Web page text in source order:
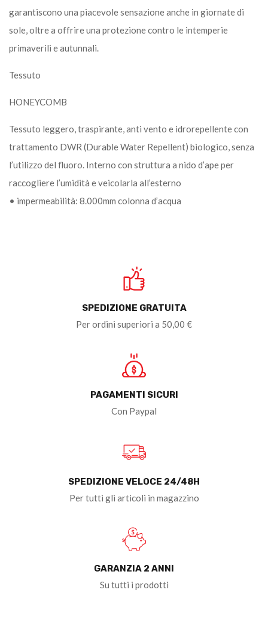
garantiscono una piacevole sensazione anche in giornate di
sole, oltre a offrire una protezione contro le intemperie
primaverili e autunnali.
Tessuto
HONEYCOMB
Tessuto leggero, traspirante, anti vento e idrorepellente con
trattamento DWR (Durable Water Repellent) biologico, senza
l’utilizzo del fluoro. Interno con struttura a nido d’ape per
raccogliere l’umidità e veicolarla all’esterno
• impermeabilità: 8.000mm colonna d’acqua
SPEDIZIONE GRATUITA
Per ordini superiori a 50,00 €
PAGAMENTI SICURI
Con Paypal
SPEDIZIONE VELOCE 24/48H
Per tutti gli articoli in magazzino
GARANZIA 2 ANNI
Su tutti i prodotti